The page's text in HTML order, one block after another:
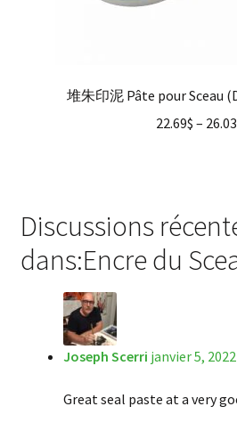
堆朱印泥 Pâte pour Sceau
22.69$ – 26.03
Discussions
dans:Encre du
Joseph Scerri janvier 5,
Great seal paste at a very